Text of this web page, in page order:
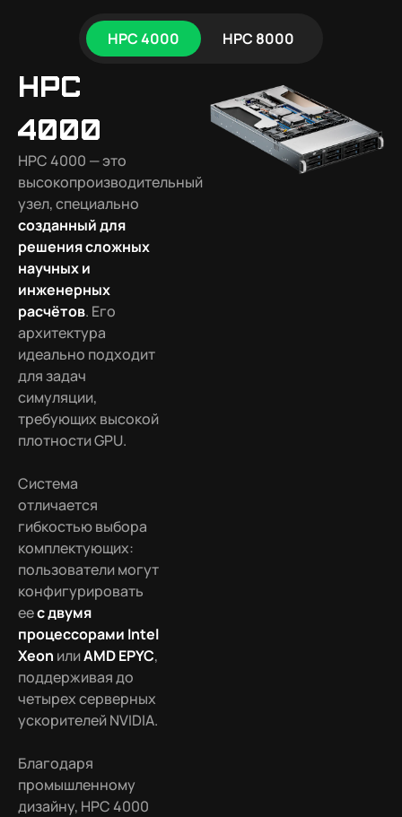
HPC 4000 HPC 8000
HPC
4000
HPC 4000 — это
высокопроизводительный
узел, специально
созданный для
решения сложных
научных и
инженерных
расчётов. Его
архитектура
идеально подходит
для задач
симуляции,
требующих высокой
плотности GPU.
Система
отличается
гибкостью выбора
комплектующих:
пользователи могут
конфигурировать
еес двумя
процессорами Intel
Xeon илиAMD EPYC,
поддерживая до
четырех серверных
ускорителей NVIDIA.
Благодаря
промышленному
дизайну, HPC 4000